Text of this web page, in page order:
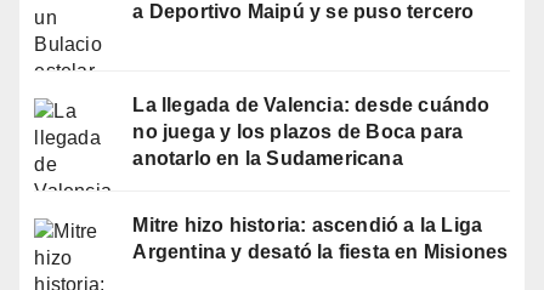
a Deportivo Maipú y se puso tercero
La llegada de Valencia: desde cuándo
no juega y los plazos de Boca para
anotarlo en la Sudamericana
Mitre hizo historia: ascendió a la Liga
Argentina y desató la fiesta en Misiones